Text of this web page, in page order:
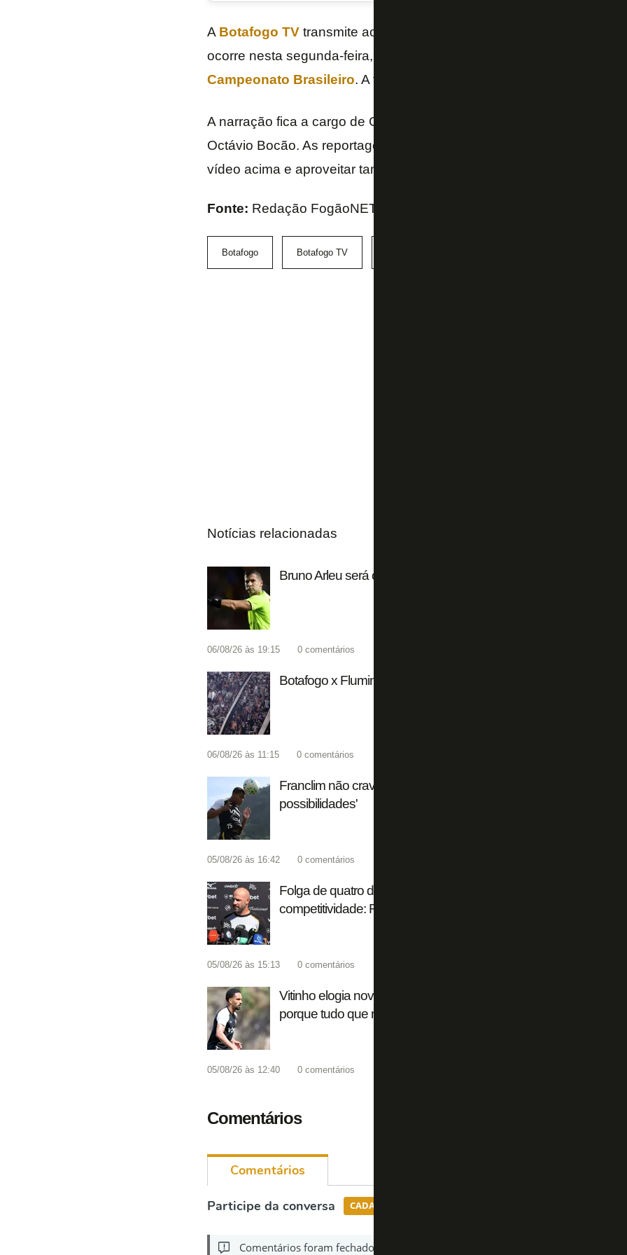
A Botafogo TVtransmite ao vivo em áudio o duelo do Glorioso
ocorre nesta segunda-feira, às 20h, no Estádio Nilton Santos, pela
Campeonato Brasileiro. A transmissão começa uma hora antes, às
A narração fica a cargo de Gonçalo Luiz, com comentários de Lopes
Octávio Bocão. As reportagens são do intrépido Fernando Morani.
vídeo acima e aproveitar também para se inscrever no canal oficial
Fonte: Redação FogãoNET e Botafogo TV
Botafogo Botafogo TV
Notícias relacionadas
Bruno Arleu será o árbitro de Botafogo x Fluminense pelo
06/08/26 às 19:15 0 comentários
Botafogo x Fluminense chega a 15 mil ingressos vendidos de
06/08/26 às 11:15 0 comentários
Franclim não crava substituto de Huguinho em Botafogo x
possibilidades'
05/08/26 às 16:42 0 comentários
Folga de quatro dias, título brasileiro 'impossível', ambição na
competitividade: Franclim abre o jogo no Botafogo
05/08/26 às 15:13 0 comentários
Vitinho elogia nova gestão: 'Sabemos um pouco do plano do
porque tudo que nos falam está acontecendo'
05/08/26 às 12:40 0 comentários
Comentários